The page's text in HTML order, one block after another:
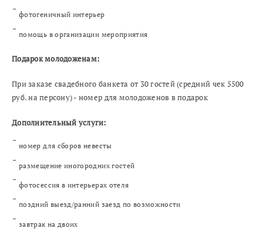
фотогеничный интерьер
помощь в организации мероприятия
Подарок молодоженам:
При заказе свадебного банкета от 30 гостей (средний чек 5500
руб. на персону) - номер для молодоженов в подарок
Дополнительный услуги:
номер для сборов невесты
размещение иногородних гостей
фотосессия в интерьерах отеля
поздний выезд/ранний заезд по возможности
завтрак на двоих